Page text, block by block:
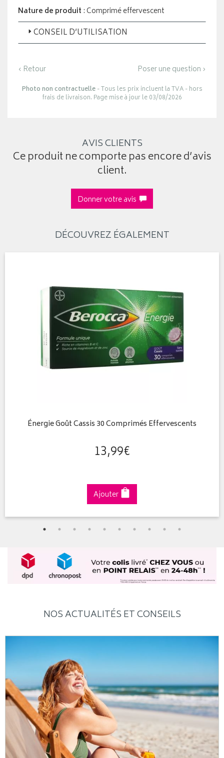
Nature de produit : Comprimé effervescent
CONSEIL D’UTILISATION
‹ Retour Poser une question ›
Photo non contractuelle- Tous les prix incluent la TVA - hors
frais de livraison. Page mise à jour le 03/08/2026
AVIS CLIENTS
Ce produit ne comporte pas encore d’avis
client.
Donner votre avis
DÉCOUVREZ ÉGALEMENT
Énergie Goût Cassis 30 Comprimés Effervescents
13,99€
Ajouter
NOS ACTUALITÉS ET CONSEILS